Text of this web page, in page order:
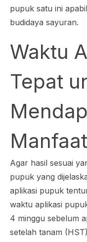
pupuk satu ini
budidaya sayuran.
Waktu
Tepat
Agar hasil sesuai
pupuk yang
aplikasi pupuk
waktu aplikasi
4 minggu sebelum
setelah tanam